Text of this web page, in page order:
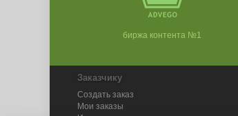
биржа контента №1
Заказчику
Создать заказ
Мои заказы